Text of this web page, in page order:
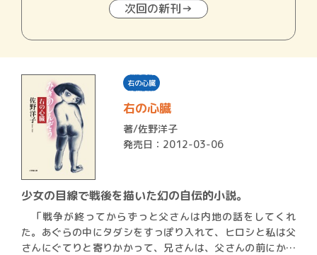
次回の新刊→
右の心臓
右の心臓
著/佐野洋子
発売日：2012-03-06
少女の目線で戦後を描いた幻の自伝的小説。
「戦争が終ってからずっと父さんは内地の話をしてくれ
た。あぐらの中にタダシをすっぽり入れて、ヒロシと私は父
さんにぐてりと寄りかかって、兄さんは、父さんの前にかし